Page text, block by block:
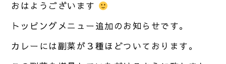
おはようございます
トッピングメニュー追加のお知らせです。
カレーには副菜が３種ほどついております。